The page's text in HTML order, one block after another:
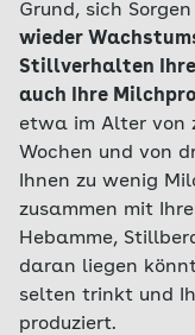
Grund, sich
wieder
Stillverhalten
auch Ihre
etwa im Alter von
Wochen und von
Ihnen zu wenig
zusammen mit
Hebamme,
daran liegen
selten trinkt und
produziert.